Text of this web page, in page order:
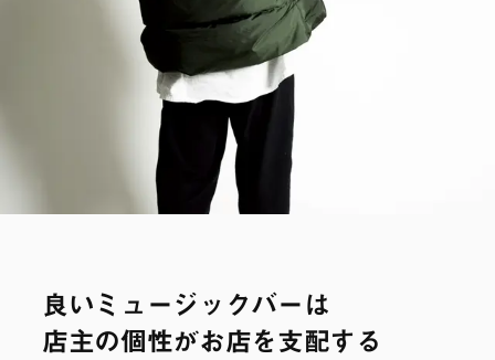
良いミュージックバーは
店主の個性がお店を支配する